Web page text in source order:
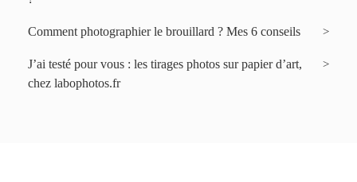
Comment photographier le brouillard ? Mes 6 conseils
J’ai testé pour vous : les tirages photos sur papier d’art,
chez labophotos.fr